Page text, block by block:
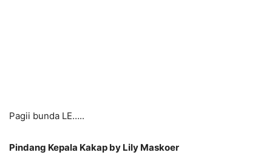
Pagii bunda LE…..
Pindang Kepala Kakap by Lily Maskoer